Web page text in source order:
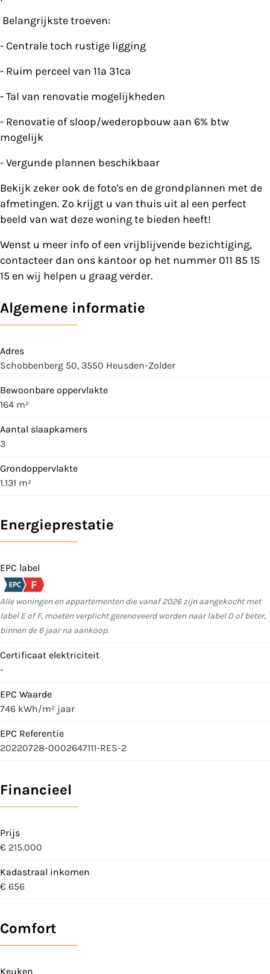
Belangrijkste troeven:
- Centrale toch rustige ligging
- Ruim perceel van 11a 31ca
- Tal van renovatie mogelijkheden
- Renovatie of sloop/wederopbouw aan 6% btw
mogelijk
- Vergunde plannen beschikbaar
Bekijk zeker ook de foto's en de grondplannen met de
afmetingen. Zo krijgt u van thuis uit al een perfect
beeld van wat deze woning te bieden heeft!
Wenst u meer info of een vrijblijvende bezichtiging,
contacteer dan ons kantoor op het nummer 011 85 15
15 en wij helpen u graag verder.
Algemene informatie
Adres
Schobbenberg 50, 3550 Heusden-Zolder
Bewoonbare oppervlakte
164 m²
Aantal slaapkamers
3
Grondoppervlakte
1.131 m²
Energieprestatie
EPC label
Alle woningen en appartementen die vanaf 2026 zijn aangekocht met
label E of F, moeten verplicht gerenoveerd worden naar label D of beter,
binnen de 6 jaar na aankoop.
Certificaat elektriciteit
-
EPC Waarde
746 kWh/m² jaar
EPC Referentie
20220728-0002647111-RES-2
Financieel
Prijs
€ 215.000
Kadastraal inkomen
€ 656
Comfort
Keuken